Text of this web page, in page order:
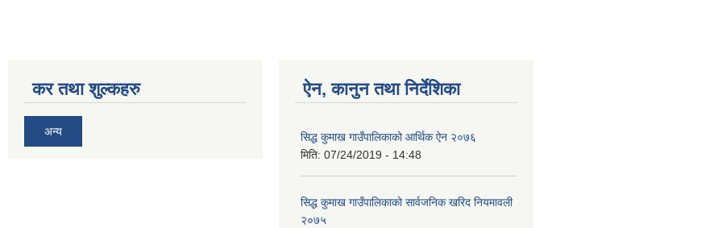
कर तथा शुल्कहरु
अन्य
ऐन, कानुन तथा निर्देशिका
सिद्ध कुमाख गाउँपालिकाको आर्थिक ऐन २०७६
मिति: 07/24/2019 - 14:48
सिद्ध कुमाख गाउँपालिकाको सार्वजनिक खरिद नियमावली
२०७५